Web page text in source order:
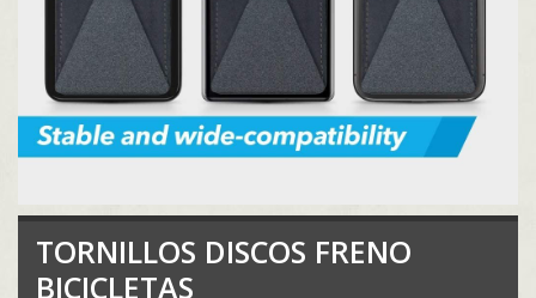
TORNILLOS DISCOS FRENO
BICICLETAS